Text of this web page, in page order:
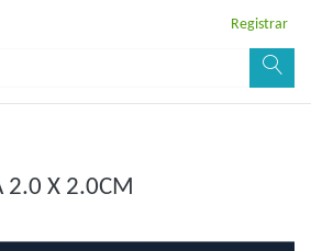
Registrar
2.0 X 2.0CM